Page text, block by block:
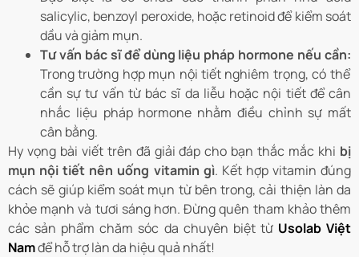
salicylic, benzoyl peroxide, hoặc retinoid để kiểm soát
dầu và giảm mụn.
Tư vấn bác sĩ để dùng liệu pháp hormone nếu cần:
Trong trường hợp mụn nội tiết nghiêm trọng, có thể
cần sự tư vấn từ bác sĩ da liễu hoặc nội tiết để cân
nhắc liệu pháp hormone nhằm điều chỉnh sự mất
cân bằng.
Hy vọng bài viết trên đã giải đáp cho bạn thắc mắc khi bị
mụn nội tiết nên uống vitamin gì. Kết hợp vitamin đúng
cách sẽ giúp kiểm soát mụn từ bên trong, cải thiện làn da
khỏe mạnh và tươi sáng hơn. Đừng quên tham khảo thêm
các sản phẩm chăm sóc da chuyên biệt từ Usolab Việt
Namđể hỗ trợ làn da hiệu quả nhất!